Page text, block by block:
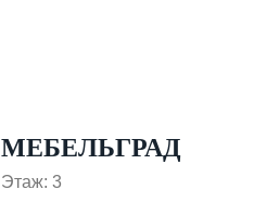
МЕБЕЛЬГРАД
Этаж: 3